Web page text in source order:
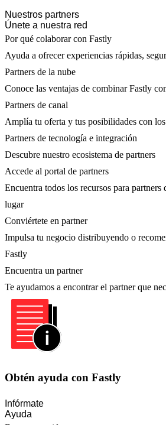
Nuestros partners
Únete a nuestra red
Por qué colaborar con Fastly
Ayuda a ofrecer experiencias rápidas,
Partners de la nube
Conoce las ventajas de combinar Fastly
Partners de canal
Amplía tu oferta y tus posibilidades con
Partners de tecnología e integración
Descubre nuestro ecosistema de partners
Accede al portal de partners
Encuentra todos los recursos para
lugar
Conviértete en partner
Impulsa tu negocio distribuyendo o
Fastly
Encuentra un partner
Te ayudamos a encontrar el partner que
Obtén ayuda con Fastly
Infórmate
Ayuda